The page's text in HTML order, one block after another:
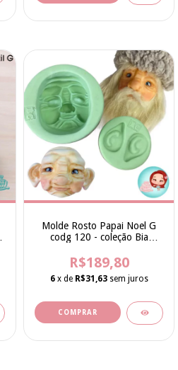
Molde Rosto Papai Noel G
codg 120 - coleção Bia
R$189,80
6 x de R$31,63 sem juros